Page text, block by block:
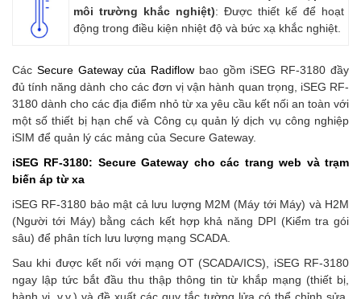
môi trường khắc nghiệt): Được thiết kế để hoạt
động trong điều kiện nhiệt độ và bức xạ khắc nghiệt.
Các Secure Gateway của Radiflow bao gồm iSEG RF-3180 đầy
đủ tính năng dành cho các đơn vị vận hành quan trọng, iSEG RF-
3180 dành cho các địa điểm nhỏ từ xa yêu cầu kết nối an toàn với
một số thiết bị hạn chế và Công cụ quản lý dịch vụ công nghiệp
iSIM để quản lý các mảng của Secure Gateway.
iSEG RF-3180: Secure Gateway cho các trang web và trạm
biến áp từ xa
iSEG RF-3180 bảo mật cả lưu lượng M2M (Máy tới Máy) và H2M
(Người tới Máy) bằng cách kết hợp khả năng DPI (Kiểm tra gói
sâu) để phân tích lưu lượng mạng SCADA.
Sau khi được kết nối với mạng OT (SCADA/ICS), iSEG RF-3180
ngay lập tức bắt đầu thu thập thông tin từ khắp mạng (thiết bị,